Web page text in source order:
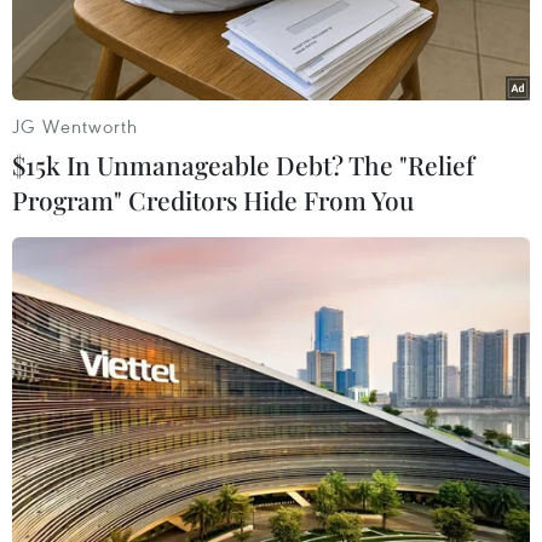
chạy, thì một lực cầu mới đã xuất hiện và nỗ lực
kìm chân hai hàm thử biểu của thị trường thoát
khỏi đà đổ dốc trước đó.
Thành phố Hồ Chí Minh đã được ghi nhận, VN-
Index kết thúc phiên tăng nhẹ lên mức 383
điểm. Tuy nhiên tại sàn Hà Nội, do thiếu lực đỡ
từ nhóm trụ cột, HNX-Index cuối giờ đã phải
dừng chân ở mốc 61 điểm trong sắc đỏ.
Trên sàn HoSE, đầu giờ lực cung được tiết giảm
so với phiên trước, song do cầu quá yếu nên VN-
Index đã giảm ngay 1,73 điểm về mốc 380,05
điểm trong đợt 1. Thanh khoản đạt 685 nghìn
đơn vị, giá trị tương ứng 25 tỷ đồng.
JG Wentworth
$15k In Unmanageable Debt? The "Relief
Program" Creditors Hide From You